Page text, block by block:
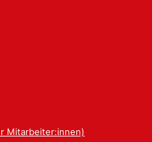
Mitarbeiter:innen)